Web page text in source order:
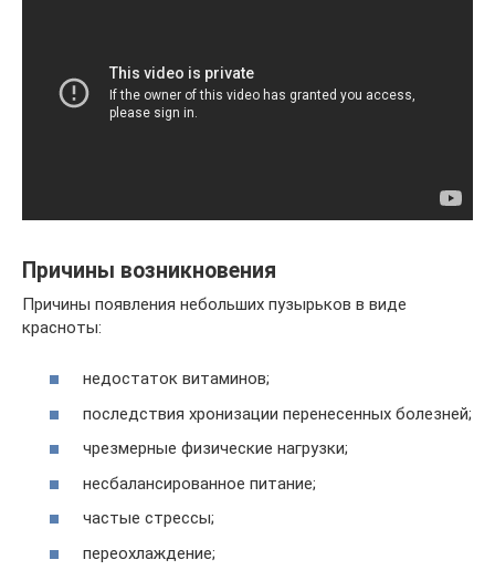
Причины возникновения
Причины появления небольших пузырьков в виде
красноты:
недостаток витаминов;
последствия хронизации перенесенных болезней;
чрезмерные физические нагрузки;
несбалансированное питание;
частые стрессы;
переохлаждение;